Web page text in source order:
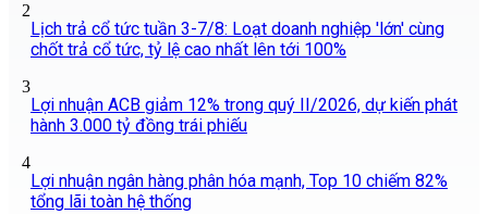
2
Lịch trả cổ tức tuần 3-7/8: Loạt doanh nghiệp 'lớn' cùng
chốt trả cổ tức, tỷ lệ cao nhất lên tới 100%
3
Lợi nhuận ACB giảm 12% trong quý II/2026, dự kiến phát
hành 3.000 tỷ đồng trái phiếu
4
Lợi nhuận ngân hàng phân hóa mạnh, Top 10 chiếm 82%
tổng lãi toàn hệ thống